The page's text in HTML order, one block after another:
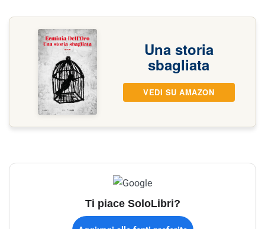
Una storia
sbagliata
VEDI SU AMAZON
Ti piace SoloLibri?